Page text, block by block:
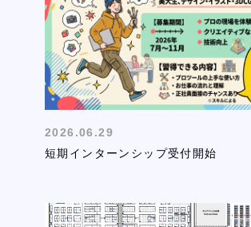
2026.06.29
短期インターンシップ受付開始